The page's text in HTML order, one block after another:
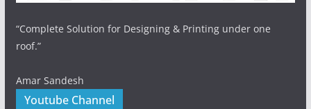
“Complete Solution for Designing & Printing under one
roof.”
Amar Sandesh
Youtube Channel